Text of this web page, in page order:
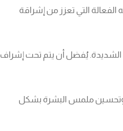
الفعالة التي تعزز من إشراقة
الشديدة. يُفضل أن يتم تحت إشراف
وتحسين ملمس البشرة بشكل